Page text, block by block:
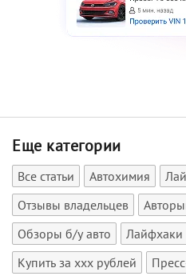
Еще категории
Все статьи Автохимия
Отзывы владельцев
Обзоры б/у авто
Купить за xxx рублей